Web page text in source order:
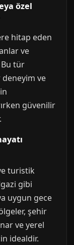
özel
hitap eden
ve
Bu tür
ve
güvenilir
turistik
gibi
uygun gece
şehir
ve yerel
idealdir.